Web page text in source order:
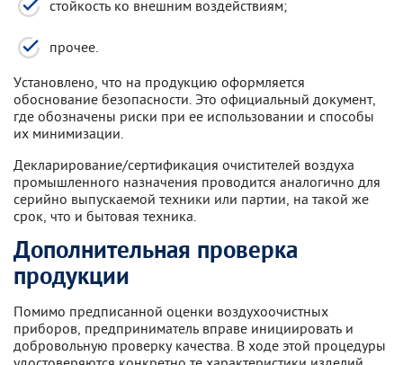
стойкость ко внешним воздействиям;
прочее.
Установлено, что на продукцию оформляется
обоснование безопасности. Это официальный документ,
где обозначены риски при ее использовании и способы
их минимизации.
Декларирование/сертификация очистителей воздуха
промышленного назначения проводится аналогично для
серийно выпускаемой техники или партии, на такой же
срок, что и бытовая техника.
Дополнительная проверка
продукции
Помимо предписанной оценки воздухоочистных
приборов, предприниматель вправе инициировать и
добровольную проверку качества. В ходе этой процедуры